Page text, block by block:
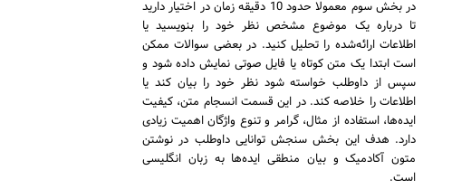
در بخش سوم معمولا حدود 10 دقیقه زمان در اختیار دارید
تا درباره یک موضوع مشخص نظر خود را بنویسید یا
اطلاعات ارائه‌شده را تحلیل کنید. در بعضی سوالات ممکن
است ابتدا یک متن کوتاه یا فایل صوتی نمایش داده شود و
سپس از داوطلب خواسته شود نظر خود را بیان کند یا
اطلاعات را خلاصه کند. در این قسمت انسجام متن، کیفیت
ایده‌ها، استفاده از مثال، گرامر و تنوع واژگان اهمیت زیادی
دارد. هدف این بخش سنجش توانایی داوطلب در نوشتن
متون آکادمیک و بیان منطقی ایده‌ها به زبان انگلیسی
است.